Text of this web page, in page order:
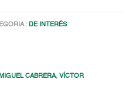
:DE INTERÉS
CABRERA,VÍCTOR